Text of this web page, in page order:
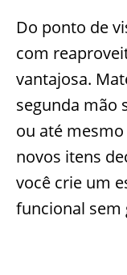
Do ponto de
com
vantajosa.
segunda mão
ou até
novos itens
você crie um
funcional